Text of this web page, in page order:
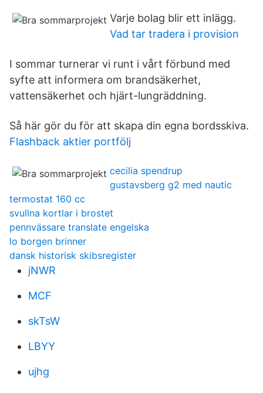
Varje bolag blir ett inlägg.
Vad tar tradera i provision
I sommar turnerar vi runt i vårt förbund med
syfte att informera om brandsäkerhet,
vattensäkerhet och hjärt-lungräddning.
Så här gör du för att skapa din egna bordsskiva.
Flashback aktier portfölj
cecilia spendrup
gustavsberg g2 med nautic
termostat 160 cc
svullna kortlar i brostet
pennvässare translate engelska
lo borgen brinner
dansk historisk skibsregister
jNWR
MCF
skTsW
LBYY
ujhg